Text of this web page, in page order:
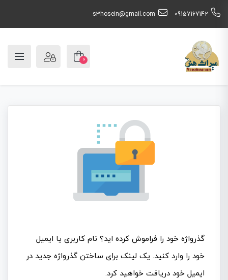
09157167142
s3hosein@gmail.com
0
گذرواژه خود را فراموش کرده اید؟ نام کاربری یا ایمیل
خود را وارد کنید. یک لینک برای ساختن گذرواژه جدید در
ایمیل خود دریافت خواهید کرد.